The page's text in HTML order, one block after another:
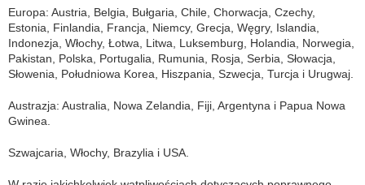
Europa: Austria, Belgia, Bułgaria, Chile, Chorwacja, Czechy,
Estonia, Finlandia, Francja, Niemcy, Grecja, Węgry, Islandia,
Indonezja, Włochy, Łotwa, Litwa, Luksemburg, Holandia, Norwegia,
Pakistan, Polska, Portugalia, Rumunia, Rosja, Serbia, Słowacja,
Słowenia, Południowa Korea, Hiszpania, Szwecja, Turcja i Urugwaj.
Austrazja: Australia, Nowa Zelandia, Fiji, Argentyna i Papua Nowa
Gwinea.
Szwajcaria, Włochy, Brazylia i USA.